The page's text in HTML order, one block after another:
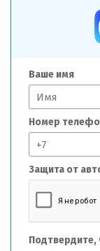
Ваше имя
Номер
Защита от
Подтвердите,